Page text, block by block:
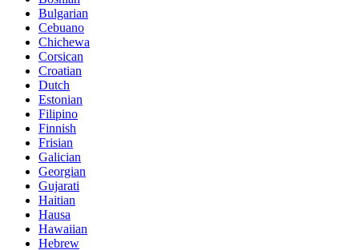
Bulgarian
Cebuano
Chichewa
Corsican
Croatian
Dutch
Estonian
Filipino
Finnish
Frisian
Galician
Georgian
Gujarati
Haitian
Hausa
Hawaiian
Hebrew